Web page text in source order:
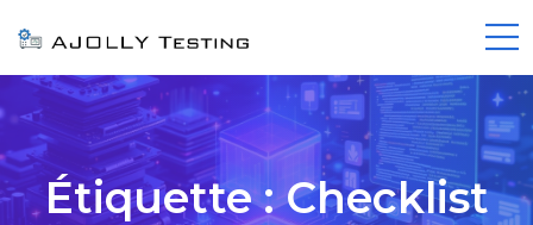
Étiquette :Checklist